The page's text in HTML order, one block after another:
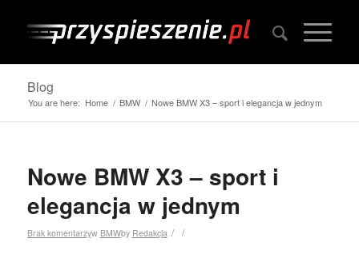
Blog
You are here: Home / BMW / Nowe BMW X3 – sport i elegancja w jednym
Nowe BMW X3 – sport i
elegancja w jednym
Brak komentarzy /
w BMW /
by Redakcja